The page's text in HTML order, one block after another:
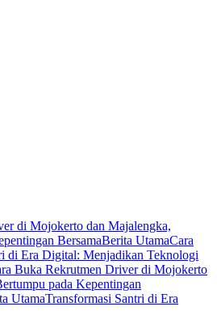
di Mojokerto dan Majalengka,
BersamaBerita UtamaCara
di Era Digital: Menjadikan Teknologi
Buka Rekrutmen Driver di Mojokerto
pada Kepentingan
UtamaTransformasi Santri di Era